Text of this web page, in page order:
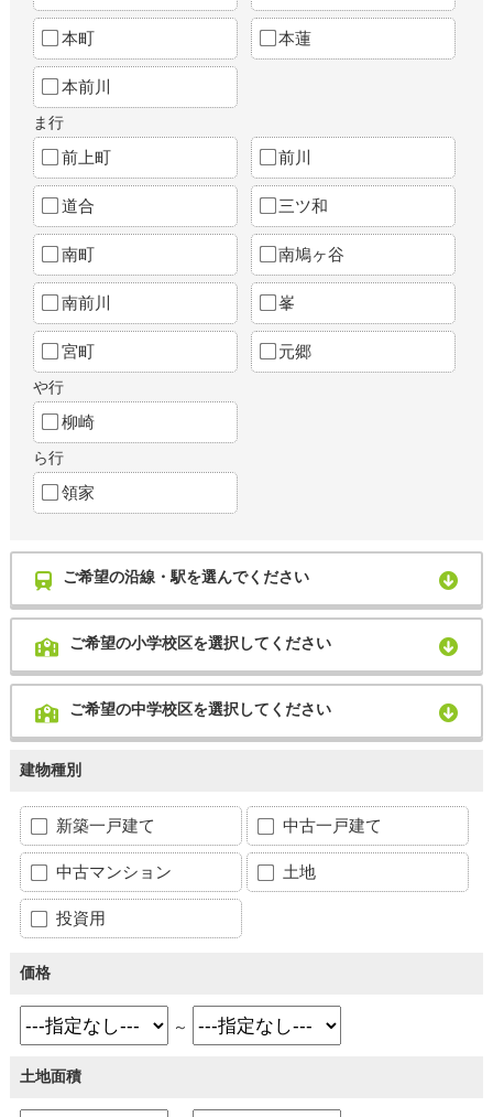
本町 本蓮
本前川
ま行
前上町 前川
道合 三ツ和
南町 南鳩ヶ谷
南前川 峯
宮町 元郷
や行
柳崎
ら行
領家
ご希望の沿線・駅を選んでください
ご希望の小学校区を選択してください
ご希望の中学校区を選択してください
建物種別
新築一戸建て 中古一戸建て
中古マンション 土地
投資用
価格
～
土地面積